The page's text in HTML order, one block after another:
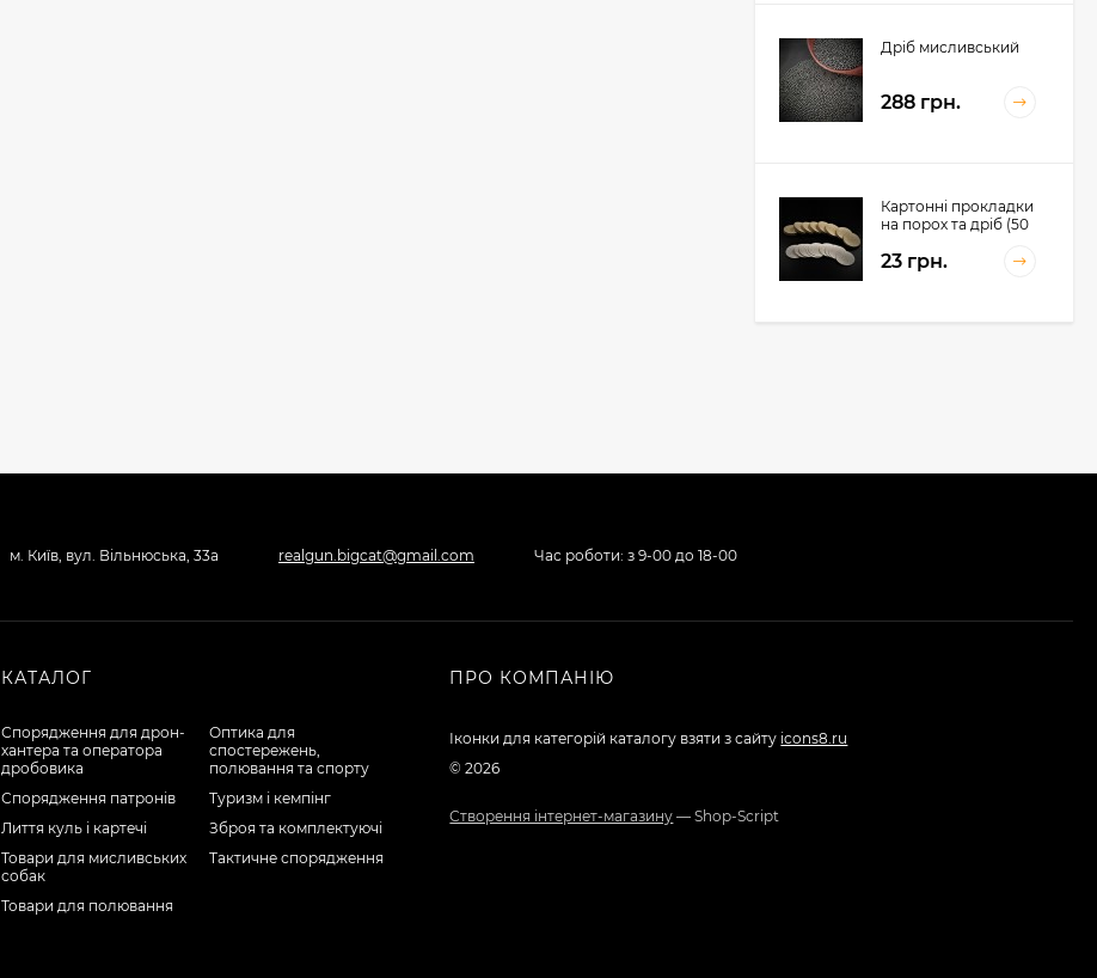
Дріб мисливський
288 грн.
Картонні прокладки
на порох та дріб (50
на дріб)
23 грн.
м. Київ, вул. Вільнюська, 33а realgun.bigcat@gmail.com Час роботи: з 9-00 до 18-00
КАТАЛОГ
Спорядження для дрон-
хантера та оператора
дробовика
Спорядження патронів
Лиття куль і картечі
Товари для мисливських
собак
Товари для полювання
Оптика для
спостережень,
полювання та спорту
Туризм і кемпінг
Зброя та комплектуючі
Тактичне спорядження
ПРО КОМПАНІЮ
Іконки для категорій каталогу взяти з сайту icons8.ru
© 2026
Створення інтернет-магазину — Shop-Script